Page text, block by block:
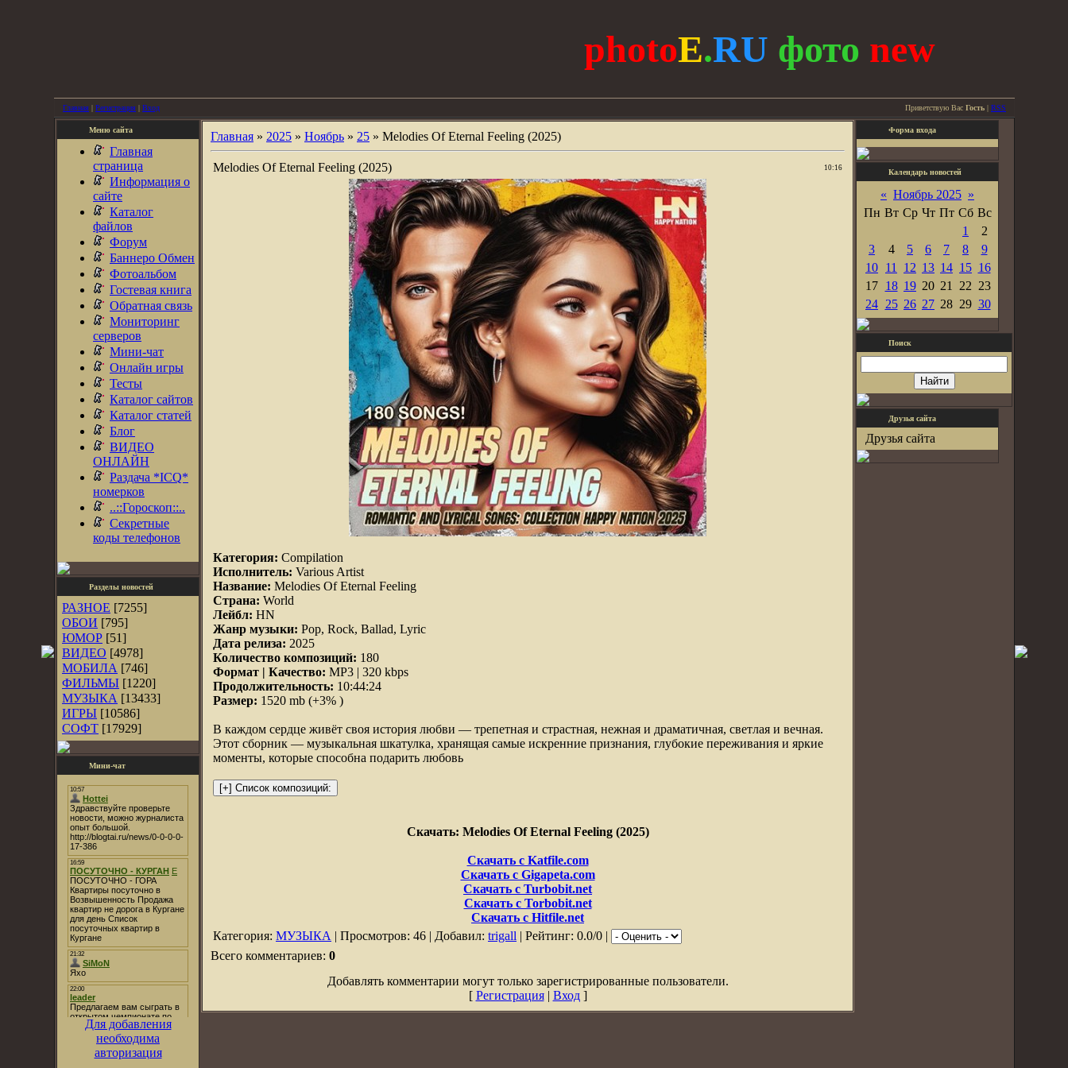
photoE.RU фото new
Главная | Регистрация | Вход Приветствую Вас Гость | RSS
Меню сайта
Главная
страница
Информация о
сайте
Каталог
файлов
Форум
Баннеро Обмен
Фотоальбом
Гостевая книга
Обратная связь
Мониторинг
серверов
Мини-чат
Онлайн игры
Тесты
Каталог сайтов
Каталог статей
Блог
ВИДЕО
ОНЛАЙН
Раздача *ICQ*
номерков
..::Гороскоп::..
Секретные
коды телефонов
Разделы новостей
РАЗНОЕ [7255]
ОБОИ [795]
ЮМОР [51]
ВИДЕО [4978]
МОБИЛА [746]
ФИЛЬМЫ [1220]
МУЗЫКА [13433]
ИГРЫ [10586]
СОФТ [17929]
Мини-чат
Для добавления
необходима
авторизация
Главная » 2025 » Ноябрь » 25 » Melodies Of Eternal Feeling (2025)
Melodies Of Eternal Feeling (2025) 10:16
Категория: Compilation
Исполнитель: Various Artist
Название: Melodies Of Eternal Feeling
Страна: World
Лейбл: HN
Жанр музыки: Pop, Rock, Ballad, Lyric
Дата релиза: 2025
Количество композиций: 180
Формат | Качество: MP3 | 320 kbps
Продолжительность: 10:44:24
Размер: 1520 mb (+3% )
В каждом сердце живёт своя история любви — трепетная и страстная, нежная и драматичная, светлая и вечная.
Этот сборник — музыкальная шкатулка, хранящая самые искренние признания, глубокие переживания и яркие
моменты, которые способна подарить любовь
Скачать: Melodies Of Eternal Feeling (2025)
Скачать с Katfile.com
Скачать с Gigapeta.com
Скачать с Turbobit.net
Скачать с Torbobit.net
Скачать с Hitfile.net
Категория: МУЗЫКА | Просмотров: 46 | Добавил: trigall | Рейтинг: 0.0/0 |
Всего комментариев: 0
Добавлять комментарии могут только зарегистрированные пользователи.
[ Регистрация| Вход]
Форма входа
Календарь новостей
« Ноябрь 2025 »
Пн Вт Ср Чт Пт Сб Вс
1
2
3
4 5 6 7 8
9
10 11 12 13 14 15 16
17 18 19 20 21 22 23
24 25 26 27 28 29 30
Поиск
Друзья сайта
Друзья сайта